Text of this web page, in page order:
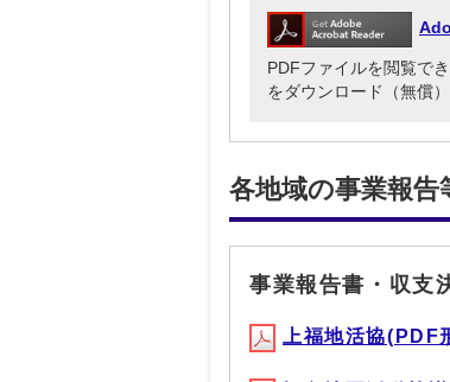
PDFファイルを閲覧で
をダウンロード（無償
各地域の事業報告
事業報告書・収支
上福地活協